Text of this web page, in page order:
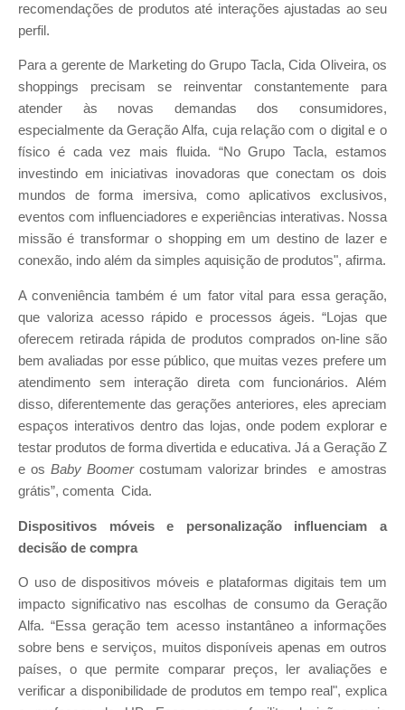
recomendações de produtos até interações ajustadas ao seu
perfil.
Para a gerente de Marketing do Grupo Tacla, Cida Oliveira, os
shoppings precisam se reinventar constantemente para
atender às novas demandas dos consumidores,
especialmente da Geração Alfa, cuja relação com o digital e o
físico é cada vez mais fluida. “No Grupo Tacla, estamos
investindo em iniciativas inovadoras que conectam os dois
mundos de forma imersiva, como aplicativos exclusivos,
eventos com influenciadores e experiências interativas. Nossa
missão é transformar o shopping em um destino de lazer e
conexão, indo além da simples aquisição de produtos", afirma.
A conveniência também é um fator vital para essa geração,
que valoriza acesso rápido e processos ágeis. “Lojas que
oferecem retirada rápida de produtos comprados on-line são
bem avaliadas por esse público, que muitas vezes prefere um
atendimento sem interação direta com funcionários. Além
disso, diferentemente das gerações anteriores, eles apreciam
espaços interativos dentro das lojas, onde podem explorar e
testar produtos de forma divertida e educativa. Já a Geração Z
e os Baby Boomercostumam valorizar brindes e amostras
grátis”, comenta Cida.
Dispositivos móveis e personalização influenciam a
decisão de compra
O uso de dispositivos móveis e plataformas digitais tem um
impacto significativo nas escolhas de consumo da Geração
Alfa. “Essa geração tem acesso instantâneo a informações
sobre bens e serviços, muitos disponíveis apenas em outros
países, o que permite comparar preços, ler avaliações e
verificar a disponibilidade de produtos em tempo real", explica